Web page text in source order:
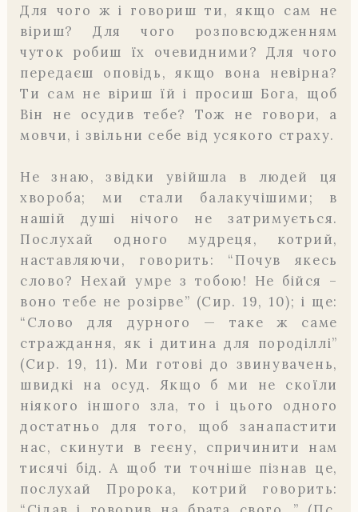
Для чого ж і говориш ти, якщо сам не
віриш? Для чого розповсюдженням
чуток робиш їх очевид­ними? Для чого
передаєш оповідь, якщо вона невірна?
Ти сам не віриш їй і просиш Бога, щоб
Він не осудив тебе? Тож не говори, а
мовчи, і звільни себе від усякого страху.
Не знаю, звідки увійшла в людей ця
хвороба; ми стали балакуч­ішими; в
нашій душі нічого не затримується.
Послухай одного муд­реця, котрий,
наставляючи, говорить: “Почув якесь
слово? Нехай умре з тобою! Не бійся –
воно тебе не розірве” (Сир. 19, 10); і ще:
“Слово для дурного — таке ж саме
страждання, як і дитина для породіллі”
(Сир. 19, 11). Ми готові до звинувачень,
швидкі на осуд. Якщо б ми не скоїли
ніякого іншого зла, то і цього одного
достатньо для того, щоб занапастити
нас, скинути в геєну, спричинити нам
тисячі бід. А щоб ти точніше пізнав це,
послухай Пророка, котрий говорить: